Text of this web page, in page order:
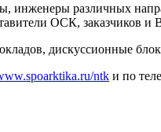
различных
ОСК, заказчиков
дискуссионные
ntk и по